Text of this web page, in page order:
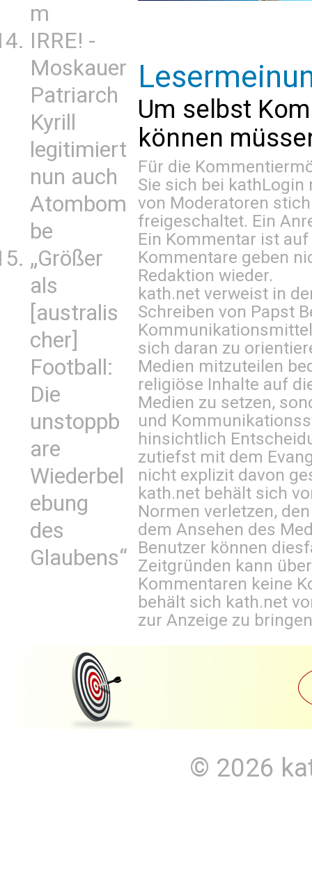
m
IRRE! -
Moskauer
Patriarch
Kyrill
legitimiert
nun auch
Atombom
be
„Größer
als
[australis
cher]
Football:
Die
unstoppb
are
Wiederbel
ebung
des
Glaubens“
Um selbst
können
Für die
Sie sich bei kathLogin
von Moderatoren
freigeschaltet. Ein
Ein Kommentar ist
Kommentare geben
Redaktion wieder.
kath.net verweist in
Schreiben von Papst
sich daran zu
Medien mitzuteilen
religiöse Inhalte auf
Medien zu setzen,
und
hinsichtlich
zutiefst mit dem
nicht explizit davon
kath.net behält sich
Normen verletzen,
dem Ansehen des
Benutzer können
Zeitgründen kann
Kommentaren keine
behält sich kath.net
zur Anzeige zu
© 2026